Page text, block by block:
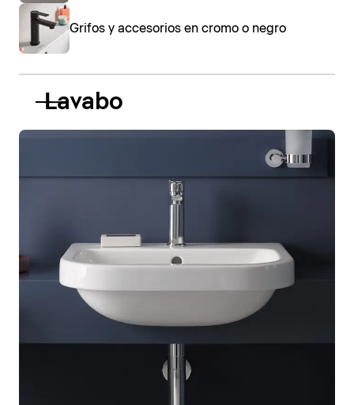
Grifos y accesorios en cromo o negro
Lavabo